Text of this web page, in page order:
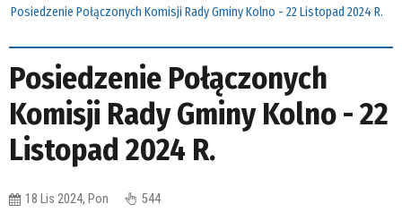
Posiedzenie Połączonych Komisji Rady Gminy Kolno - 22 Listopad 2024 R.
Posiedzenie Połączonych
Komisji Rady Gminy Kolno - 22
Listopad 2024 R.
18 Lis 2024, Pon 544